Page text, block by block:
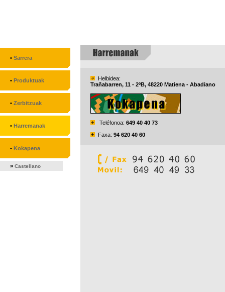
• Sarrera
• Produktuak
• Zerbitzuak
• Harremanak
• Kokapena
» Castellano
Helbidea:
Trañabarren, 11 - 2ºB, 48220 Matiena - Abadiano
Teléfonoa: 649 40 40 73
Faxa: 94 620 40 60